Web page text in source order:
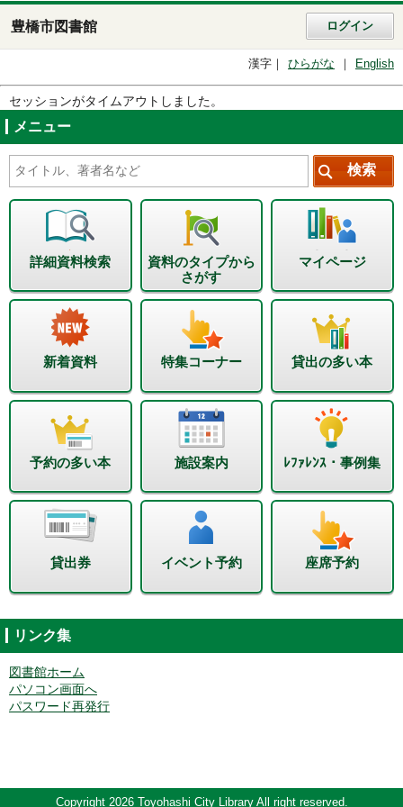
豊橋市図書館 ログイン
漢字 ひらがな English
セッションがタイムアウトしました。
メニュー
詳細資料検索
資料のタイプから
さがす
マイページ
新着資料 特集コーナー 貸出の多い本
予約の多い本 施設案内 ﾚﾌｧﾚﾝｽ・事例集
貸出券 イベント予約 座席予約
リンク集
図書館ホーム
パソコン画面へ
パスワード再発行
Copyright 2026 Toyohashi City Library All right reserved.